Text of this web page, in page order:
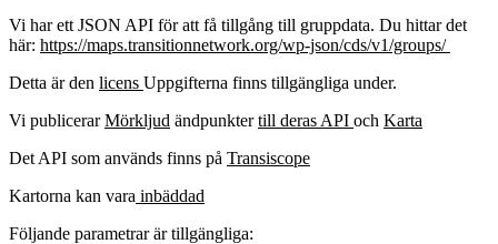
Vi har ett JSON API för att få tillgång till gruppdata. Du hittar det
här: https://maps.transitionnetwork.org/wp-json/cds/v1/groups/
Detta är den licens Uppgifterna finns tillgängliga under.
Vi publicerarMörkljud ändpunktertill deras API och Karta
Det API som används finns på Transiscope
Kartorna kan vara inbäddad
Följande parametrar är tillgängliga: